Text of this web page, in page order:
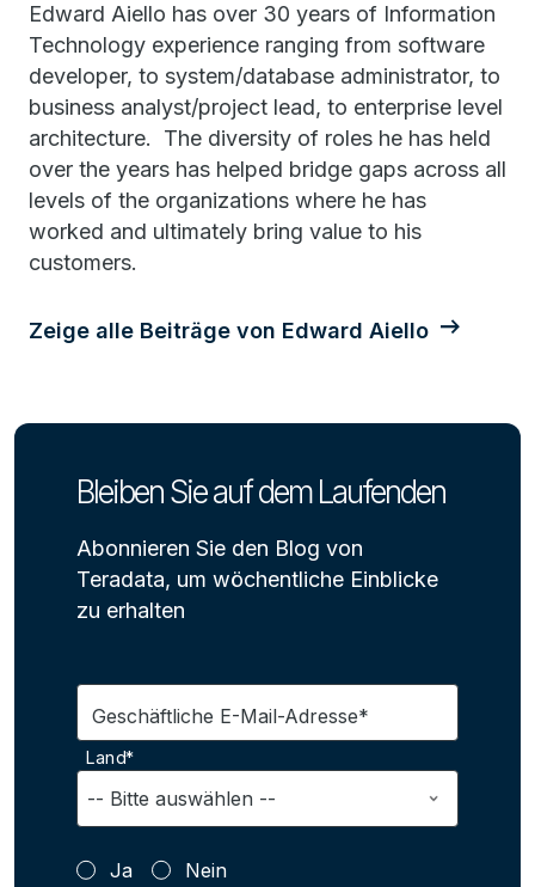
Edward Aiello has over 30 years of Information
Technology experience ranging from software
developer, to system/database administrator, to
business analyst/project lead, to enterprise level
architecture. The diversity of roles he has held
over the years has helped bridge gaps across all
levels of the organizations where he has
worked and ultimately bring value to his
customers.
Zeige alle Beiträge von Edward Aiello
Bleiben Sie auf dem Laufenden
Abonnieren Sie den Blog von
Teradata, um wöchentliche Einblicke
zu erhalten
Geschäftliche E-Mail-Adresse*
Land*
Ja Nein